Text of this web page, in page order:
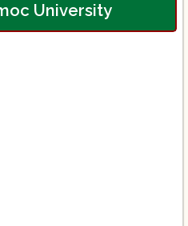
University